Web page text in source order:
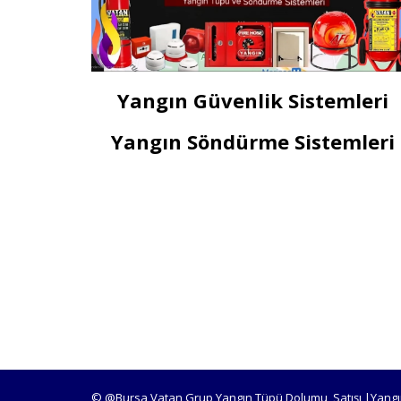
Yangın Güvenlik Sistemleri
Yangın Söndürme Sistemleri
© @Bursa Vatan Grup Yangın Tüpü Dolumu, Satışı